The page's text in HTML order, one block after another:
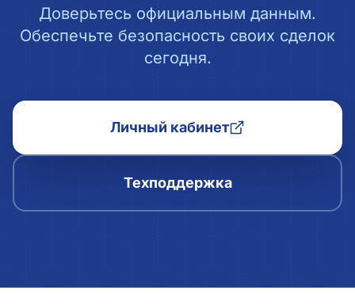
Доверьтесь официальным данным.
Обеспечьте безопасность своих сделок
сегодня.
Личный кабинет
Техподдержка